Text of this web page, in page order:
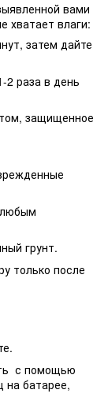
вами
хватает влаги:
затем дайте
2 раза в день
защищенное
грунт.
только после
с помощью
на батарее,